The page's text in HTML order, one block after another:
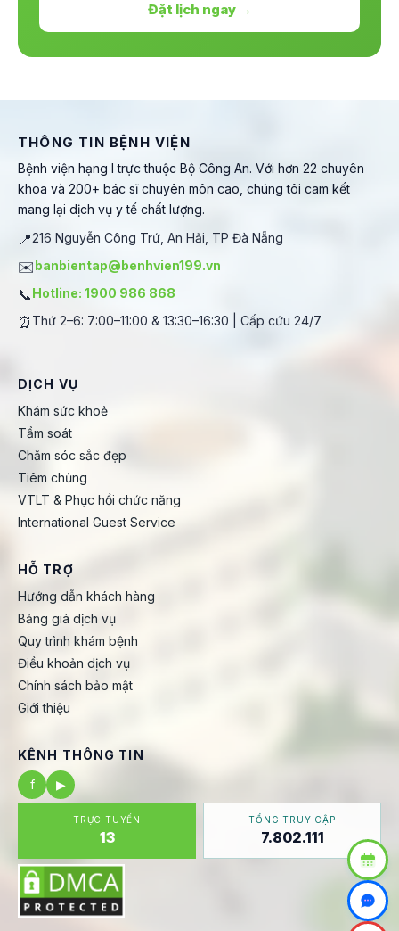
Đặt lịch ngay →
THÔNG TIN BỆNH VIỆN
Bệnh viện hạng I trực thuộc Bộ Công An. Với hơn 22 chuyên
khoa và 200+ bác sĩ chuyên môn cao, chúng tôi cam kết
mang lại dịch vụ y tế chất lượng.
📍216 Nguyễn Công Trứ, An Hải, TP Đà Nẵng
✉️ banbientap@benhvien199.vn
📞 Hotline: 1900 986 868
⏰ Thứ 2–6: 7:00–11:00 & 13:30–16:30 | Cấp cứu 24/7
DỊCH VỤ
Khám sức khoẻ
Tầm soát
Chăm sóc sắc đẹp
Tiêm chủng
VTLT & Phục hồi chức năng
International Guest Service
HỖ TRỢ
Hướng dẫn khách hàng
Bảng giá dịch vụ
Quy trình khám bệnh
Điều khoản dịch vụ
Chính sách bảo mật
Giới thiệu
KÊNH THÔNG TIN
f
▶
TRỰC TUYẾN
13
TỔNG TRUY CẬP
7.802.111